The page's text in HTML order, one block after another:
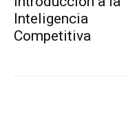
Inteligencia
Competitiva